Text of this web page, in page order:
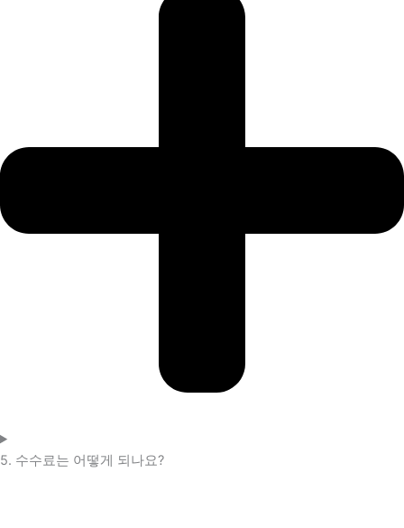
5. 수수료는 어떻게 되나요?